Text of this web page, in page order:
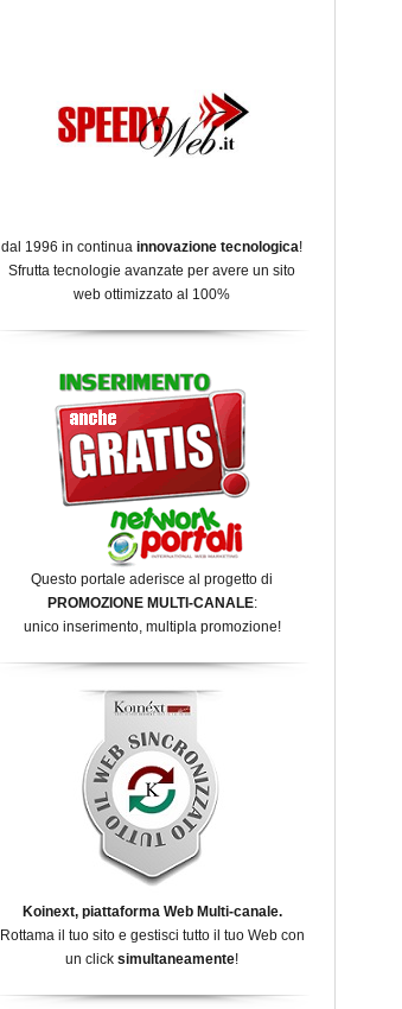
dal 1996 in continua innovazione tecnologica!
Sfrutta tecnologie avanzate per avere un sito
web ottimizzato al 100%
Questo portale aderisce al progetto di
PROMOZIONE MULTI-CANALE:
unico inserimento, multipla promozione!
Koinext, piattaforma Web Multi-canale.
Rottama il tuo sito e gestisci tutto il tuo Web con
un click simultaneamente!